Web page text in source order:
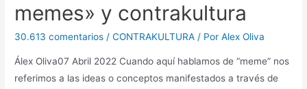
memes» y contrakultura
30.613 comentarios /CONTRAKULTURA / PorAlex Oliva
Álex Oliva07 Abril 2022 Cuando aquí hablamos de “meme” nos
referimos a las ideas o conceptos manifestados a través de